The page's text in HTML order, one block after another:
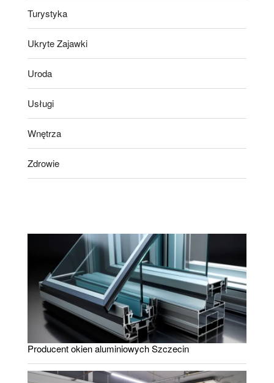
Turystyka
Ukryte Zajawki
Uroda
Usługi
Wnętrza
Zdrowie
Producent okien aluminiowych Szczecin